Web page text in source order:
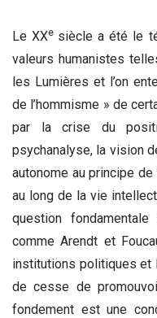
Le XXe siècle a été le
valeurs humanistes
les Lumières et l’on
de l’hommisme » de
par la crise du
psychanalyse, la vision
autonome au principe
au long de la vie
question
comme Arendt et
institutions politiques et
de cesse de
fondement est une